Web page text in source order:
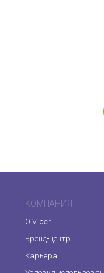
КОМПАНИЯ
О Viber
Бренд-центр
Карьера